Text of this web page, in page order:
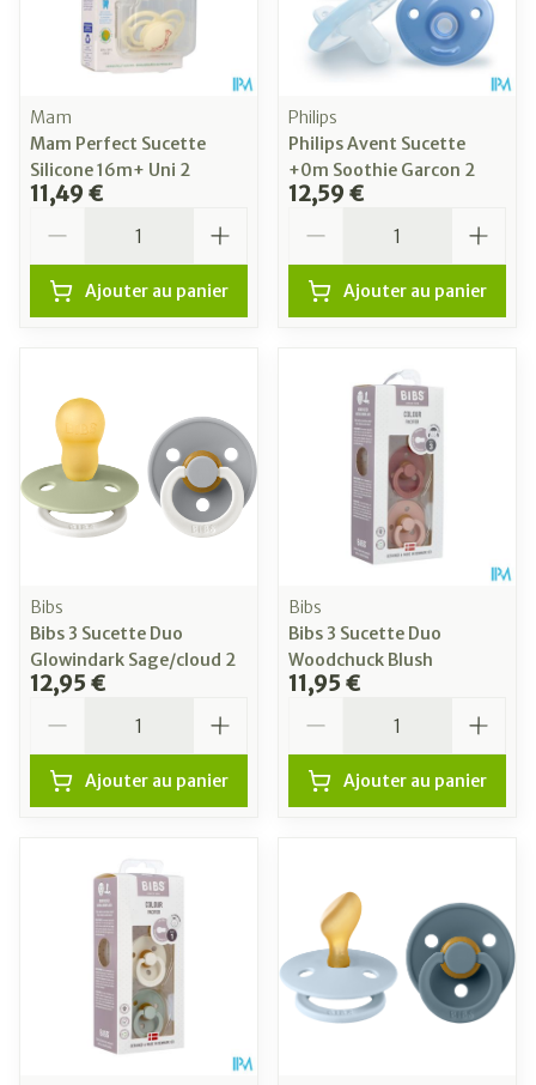
Mam
Mam Perfect Sucette
Silicone 16m+ Uni 2
11,49 €
Ajouter au panier
Philips
Philips Avent Sucette
+0m Soothie Garcon 2
12,59 €
Ajouter au panier
Bibs
Bibs 3 Sucette Duo
Glowindark Sage/cloud 2
12,95 €
Ajouter au panier
Bibs
Bibs 3 Sucette Duo
Woodchuck Blush
11,95 €
Ajouter au panier